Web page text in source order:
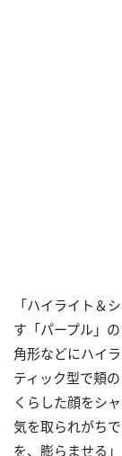
「ハイライト＆
す「パープル」
角形などにハイ
ティック型で頬
くらした顔をシ
気を取られがち
を、膨らませる